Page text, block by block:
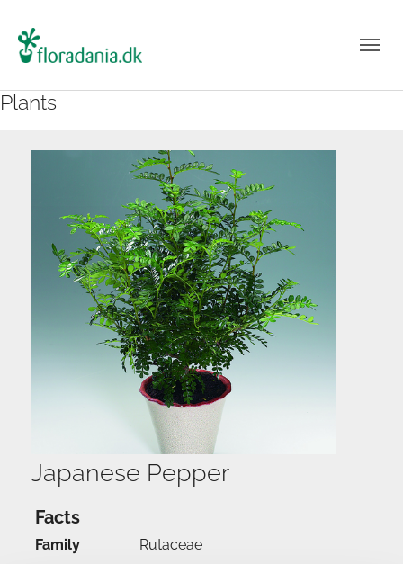
Plants
Japanese Pepper
Facts
Family
Rutaceae